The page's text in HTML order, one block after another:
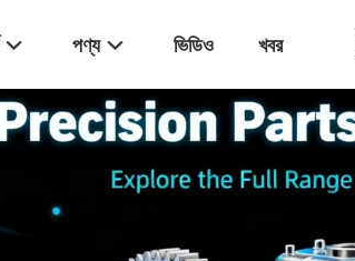
পণ্য ভিডিও খবর